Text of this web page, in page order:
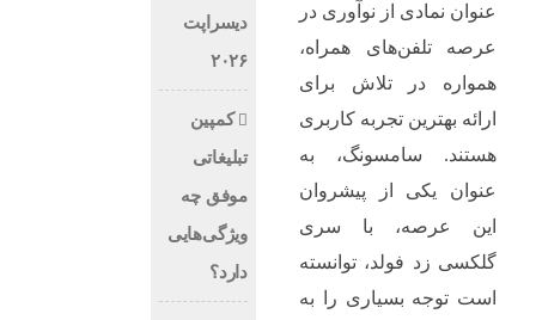
عنوان نمادی از نوآوری در
عرصه تلفن‌های همراه،
همواره در تلاش برای
ارائه بهترین تجربه کاربری
هستند. سامسونگ، به
عنوان یکی از پیشروان
این عرصه، با سری
گلکسی زد فولد، توانسته
است توجه بسیاری را به
دیسراپت
۲۰۲۶
کمپین
تبلیغاتی
موفق چه
ویژگی‌هایی
دارد؟